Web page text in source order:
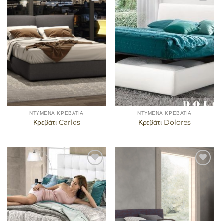
Προσθήκη
στα
αγαπημένα
ΝΤΥΜΈΝΑ ΚΡΕΒΆΤΙΑ
Κρεβάτι Carlos
αγαπημένα
ΝΤΥΜΈΝΑ ΚΡΕΒΆΤΙΑ
Κρεβάτι Dolores
Προσθήκη
στα
αγαπημένα
Προσθήκη
αγαπημένα